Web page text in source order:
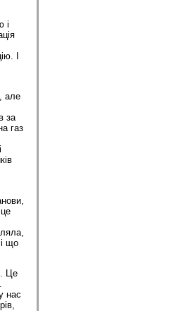
і
І
але
за
газ
що
Це
нас